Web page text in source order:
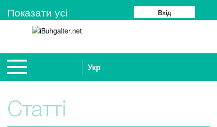
Показати усi Вхід
Укр
Статті